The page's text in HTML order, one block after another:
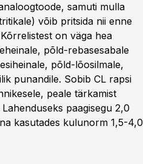
samuti mulla
võib pritsida nii enne
on väga hea
põld-rebasesabale
põld-lõosilmale,
punandile. Sobib CL rapsi
peale tärkamist
paagisegu 2,0
kasutades kulunorm 1,5-4,0